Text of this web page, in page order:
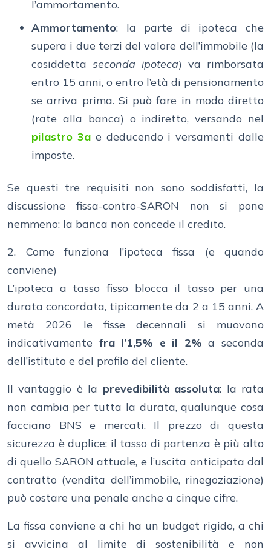
l’ammortamento.
Ammortamento: la parte di ipoteca che
supera i due terzi del valore dell’immobile (la
cosiddetta seconda ipoteca) va rimborsata
entro 15 anni, o entro l’età di pensionamento
se arriva prima. Si può fare in modo diretto
(rate alla banca) o indiretto, versando nel
pilastro 3ae deducendo i versamenti dalle
imposte.
Se questi tre requisiti non sono soddisfatti, la
discussione fissa-contro-SARON non si pone
nemmeno: la banca non concede il credito.
2. Come funziona l’ipoteca fissa (e quando
conviene)
L’ipoteca a tasso fisso blocca il tasso per una
durata concordata, tipicamente da 2 a 15 anni. A
metà 2026 le fisse decennali si muovono
indicativamente fra l’1,5% e il 2% a seconda
dell’istituto e del profilo del cliente.
Il vantaggio è la prevedibilità assoluta: la rata
non cambia per tutta la durata, qualunque cosa
facciano BNS e mercati. Il prezzo di questa
sicurezza è duplice: il tasso di partenza è più alto
di quello SARON attuale, e l’uscita anticipata dal
contratto (vendita dell’immobile, rinegoziazione)
può costare una penale anche a cinque cifre.
La fissa conviene a chi ha un budget rigido, a chi
si avvicina al limite di sostenibilità e non